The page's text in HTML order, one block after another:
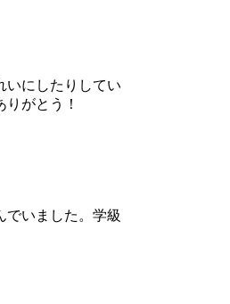
いにしたりしてい
がとう！
いました。学級